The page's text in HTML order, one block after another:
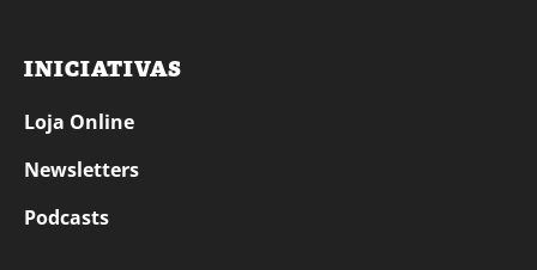
INICIATIVAS
Loja Online
Newsletters
Podcasts